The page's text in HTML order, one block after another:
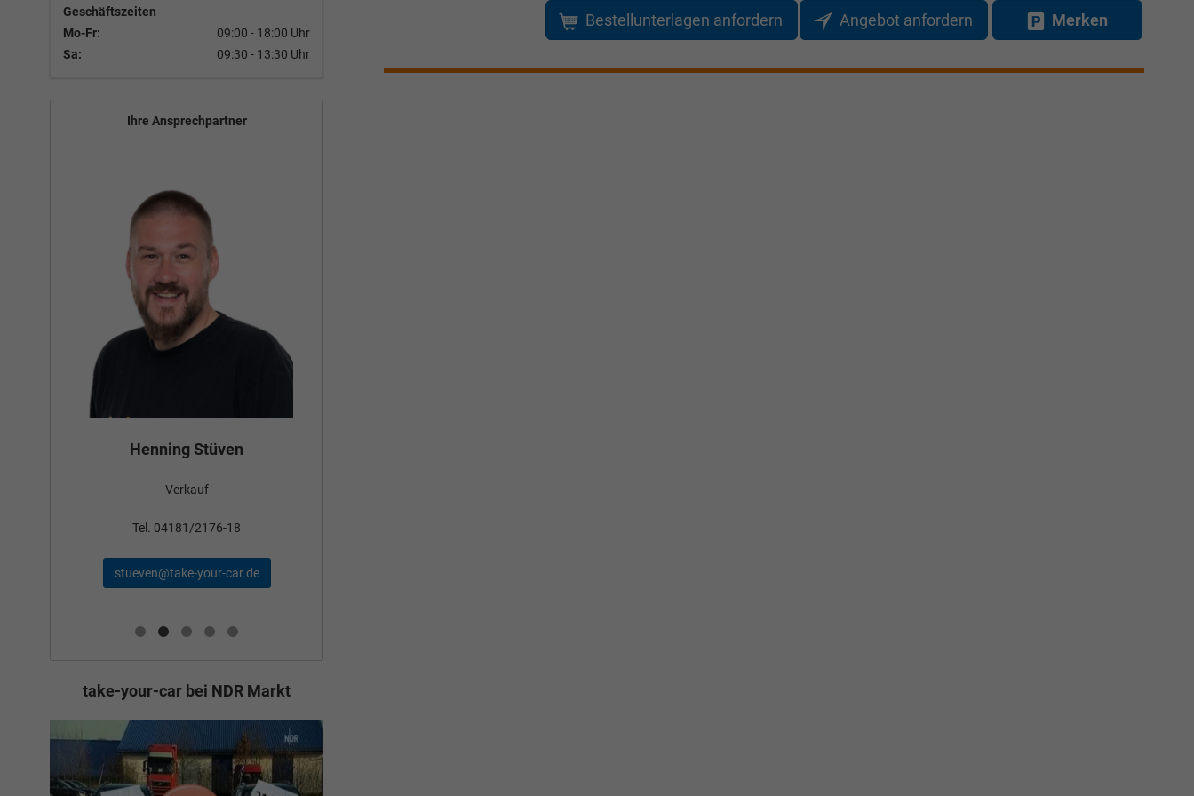
Bestellunterlagen anfordern Angebot anfordern Merken
Geschäftszeiten
Mo-Fr:
09:00 - 18:00 Uhr
Sa:
09:30 - 13:30 Uhr
Ihre Ansprechpartner
Henning Stüven
Verkauf
Tel. 04181/2176-18
stueven@take-your-car.de
take-your-car bei NDR Markt